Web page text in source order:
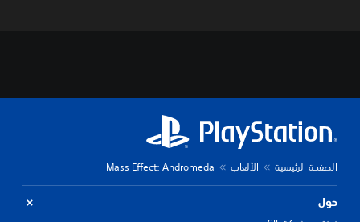
الصفحة الرئيسية الألعاب Mass Effect: Andromeda
حول